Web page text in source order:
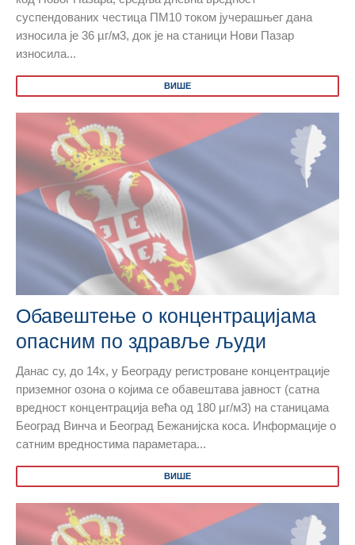
суспендованих честица ПМ10 током јучерашњег дана
износила је 36 µг/м3, док је на станици Нови Пазар
износила...
ВИШЕ
Обавештење о концентрацијама
опасним по здравље људи
Данас су, до 14х, у Београду регистроване концентрације
приземног озона о којима се обавештава јавност (сатна
вредност концентрација већа од 180 µг/м3) на станицама
Београд Винча и Београд Бежанијска коса. Информације о
сатним вредностима параметара...
ВИШЕ